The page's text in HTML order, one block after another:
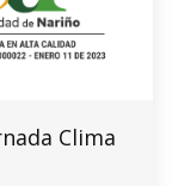
Clima